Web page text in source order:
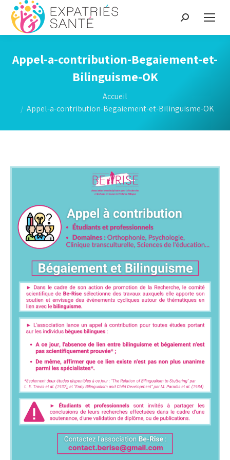
Recherche
:
Appel-a-contribution-Begaiement-et-
Bilinguisme-OK
Accueil
Appel-a-contribution-Begaiement-et-Bilinguisme-OK